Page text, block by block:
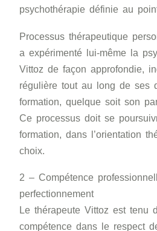
psychothérapie définie au
Processus thérapeutique
a expérimenté lui-même la
Vittoz de façon approfondie,
régulière tout au long de ses
formation, quelque soit son
Ce processus doit se
formation, dans l’orientation
choix.
2 – Compétence
perfectionnement
Le thérapeute Vittoz est tenu
compétence dans le respect